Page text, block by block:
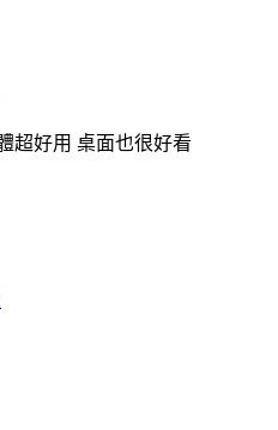
超好用 桌面也很好看